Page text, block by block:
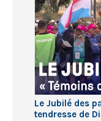
Le Jubilé des
tendresse de